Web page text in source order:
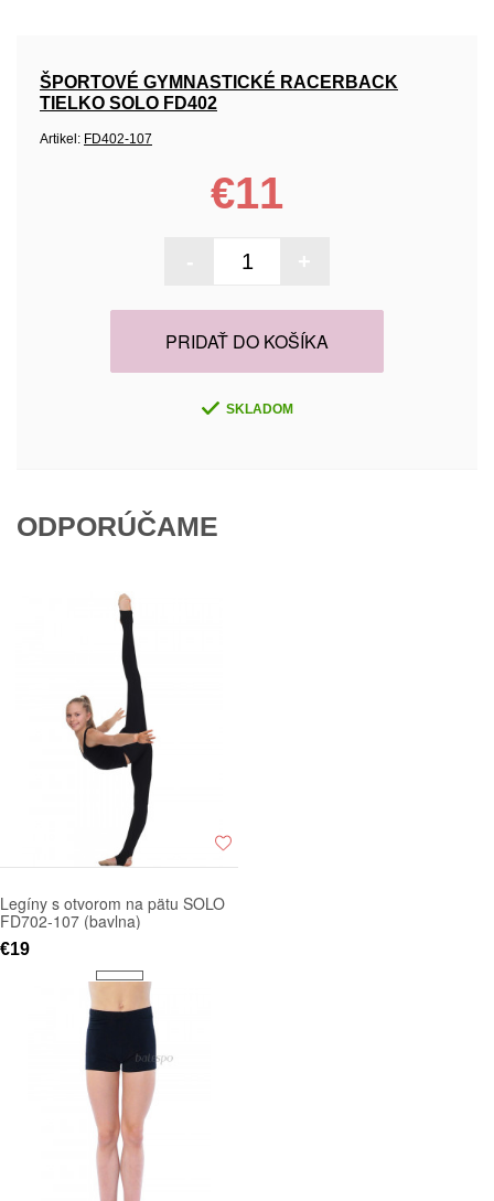
ŠPORTOVÉ GYMNASTICKÉ RACERBACK
TIELKO SOLO FD402
Artikel: FD402-107
€11
PRIDAŤ DO KOŠÍKA
SKLADOM
ODPORÚČAME
Legíny s otvorom na pätu SOLO
FD702-107 (bavlna)
€19